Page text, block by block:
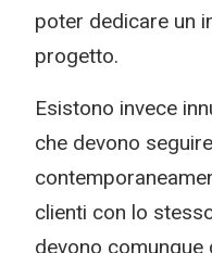
poter dedicare un
progetto.
Esistono invece
che devono
clienti con lo
devono